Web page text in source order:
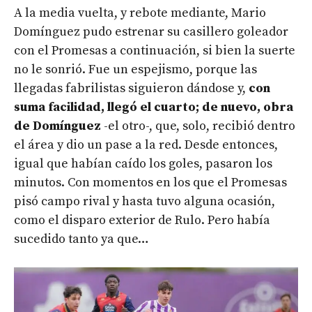
A la media vuelta, y rebote mediante, Mario
Domínguez pudo estrenar su casillero goleador
con el Promesas a continuación, si bien la suerte
no le sonrió. Fue un espejismo, porque las
llegadas fabrilistas siguieron dándose y, con
suma facilidad, llegó el cuarto; de nuevo, obra
de Domínguez -el otro-, que, solo, recibió dentro
el área y dio un pase a la red. Desde entonces,
igual que habían caído los goles, pasaron los
minutos. Con momentos en los que el Promesas
pisó campo rival y hasta tuvo alguna ocasión,
como el disparo exterior de Rulo. Pero había
sucedido tanto ya que…